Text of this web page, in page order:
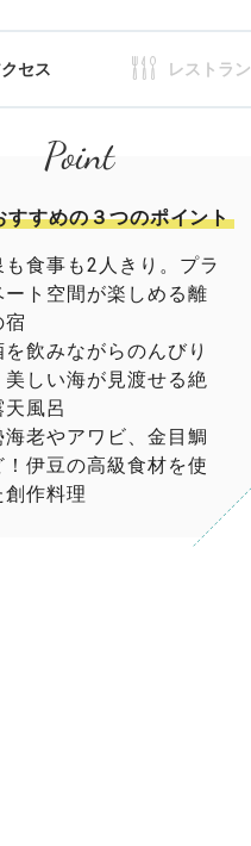
セス レストラン
すすめの３つのポイント
も食事も2人きり。プラ
ート空間が楽しめる離
宿
を飲みながらのんびり
美しい海が見渡せる絶
天風呂
海老やアワビ、金目鯛
！伊豆の高級食材を使
創作料理